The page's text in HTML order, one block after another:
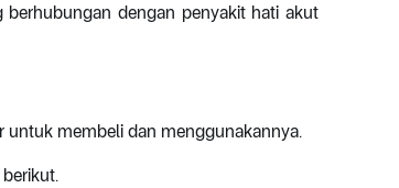
dengan penyakit hati akut
untuk membeli dan menggunakannya.